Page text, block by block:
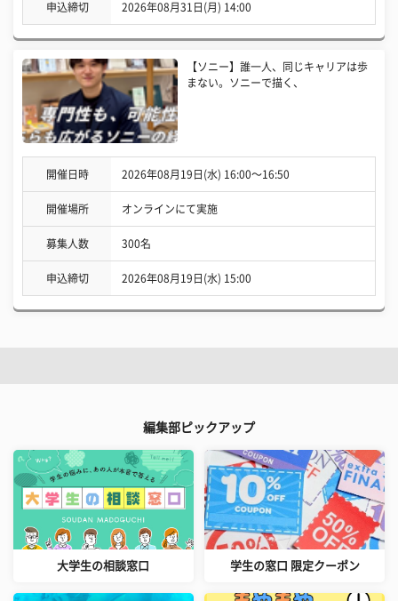
申込締切 2026年08月31日(月) 14:00
【ソニー】誰一人、同じキャリアは歩
まない。ソニーで描く、
開催日時 2026年08月19日(水) 16:00〜16:50
開催場所 オンラインにて実施
募集人数 300名
申込締切 2026年08月19日(水) 15:00
編集部ピックアップ
大学生の相談窓口 学生の窓口 限定クーポン